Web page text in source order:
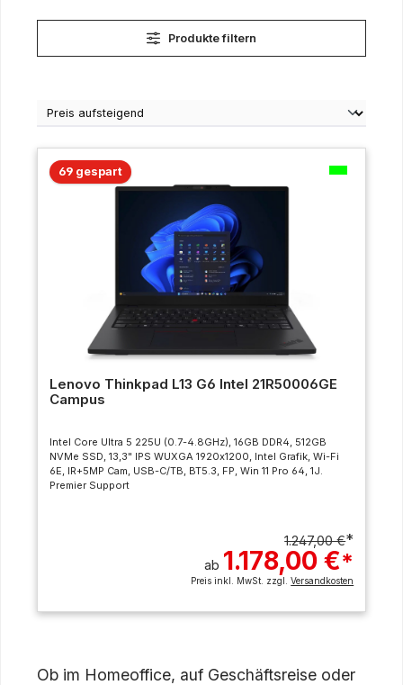
Produkte filtern
69 gespart
Lenovo Thinkpad L13 G6 Intel 21R50006GE
Campus
Intel Core Ultra 5 225U (0.7-4.8GHz), 16GB DDR4, 512GB
NVMe SSD, 13,3" IPS WUXGA 1920x1200, Intel Grafik, Wi-Fi
6E, IR+5MP Cam, USB-C/TB, BT5.3, FP, Win 11 Pro 64, 1J.
Premier Support
1.247,00 €*
ab 1.178,00 €*
Preis inkl. MwSt. zzgl.Versandkosten
Ob im Homeoffice, auf Geschäftsreise oder